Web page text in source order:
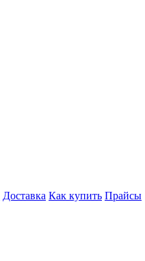
Доставка Как купить Прайсы